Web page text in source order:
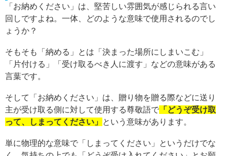
「お納めください」は、堅苦しい雰囲気が感じられる言い
回しですよね。一体、どのような意味で使用されるのでし
ょうか？
そもそも「納める」とは「決まった場所にしまいこむ」
「片付ける」「受け取るべき人に渡す」などの意味がある
言葉です。
そして「お納めください」は、贈り物を贈る際などに送り
主が受け取る側に対して使用する尊敬語で 「どうぞ受け取
って、しまってください」
という意味があります。
単に物理的な意味で「しまってください」というだけでな